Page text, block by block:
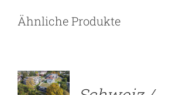
Ähnliche Produkte